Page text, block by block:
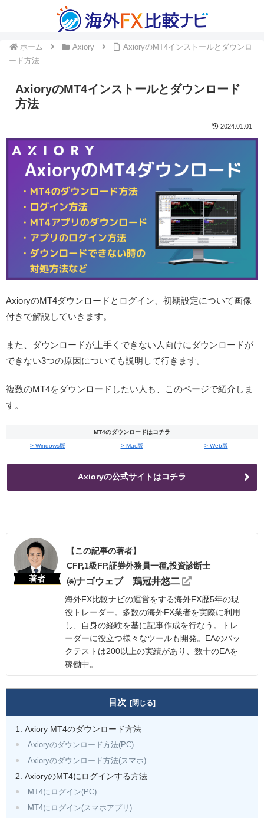
ホーム Axiory
AxioryのMT4インストールとダウンロ
ード方法
AxioryのMT4インストールとダウンロード
方法
2024.01.01
AxioryのMT4ダウンロードとログイン、初期設定について画像
付きで解説していきます。
また、ダウンロードが上手くできない人向けにダウンロードが
できない3つの原因についても説明して行きます。
複数のMT4をダウンロードしたい人も、このページで紹介しま
す。
MT4のダウンロードはコチラ
> Windows版 > Mac版 > Web版
Axioryの公式サイトはコチラ
著者
【この記事の著者】
CFP,1級FP,証券外務員一種,投資診断士
㈱ナゴウェブ 鶏冠井悠二
海外FX比較ナビの運営をする海外FX歴5年の現
役トレーダー。多数の海外FX業者を実際に利用
し、自身の経験を基に記事作成を行なう。トレ
ーダーに役立つ様々なツールも開発。EAのバッ
クテストは200以上の実績があり、数十のEAを
稼働中。
目次
Axiory MT4のダウンロード方法
Axioryのダウンロード方法(PC)
Axioryのダウンロード方法(スマホ)
AxioryのMT4にログインする方法
MT4にログイン(PC)
MT4にログイン(スマホアプリ)